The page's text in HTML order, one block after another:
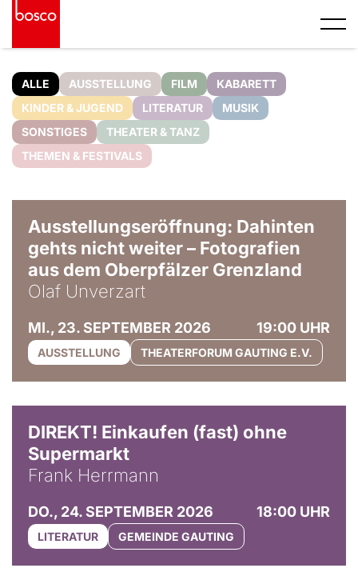
ALLE AUSSTELLUNG FILM
KABARETT
KINDER & JUGEND
LITERATUR
MUSIK
SONSTIGES
THEATER & TANZ
THEMEN & FESTIVALS
Ausstellungseröffnung: Dahinten
gehts nicht weiter – Fotografien
aus dem Oberpfälzer Grenzland
Olaf Unverzart
MI., 23. SEPTEMBER 2026 19:00 UHR
AUSSTELLUNG THEATERFORUM GAUTING E.V.
DIREKT! Einkaufen (fast) ohne
Supermarkt
Frank Herrmann
DO., 24. SEPTEMBER 2026 18:00 UHR
LITERATUR GEMEINDE GAUTING